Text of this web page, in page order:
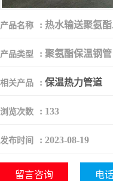
产品名称 : 热水输送聚氨
产品类型 : 聚氨酯保温钢管
相关产品 : 保温热力管道
浏览次数 : 133
发布时间 : 2023-08-19
留言咨询 电